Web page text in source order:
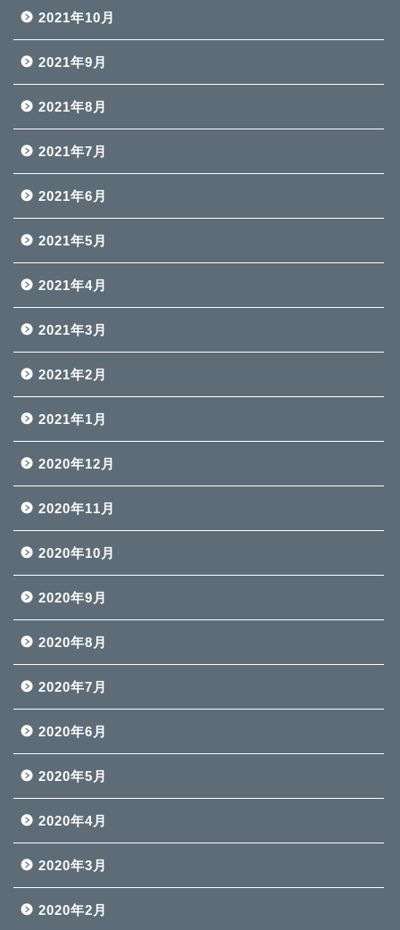
2021年10月
2021年9月
2021年8月
2021年7月
2021年6月
2021年5月
2021年4月
2021年3月
2021年2月
2021年1月
2020年12月
2020年11月
2020年10月
2020年9月
2020年8月
2020年7月
2020年6月
2020年5月
2020年4月
2020年3月
2020年2月